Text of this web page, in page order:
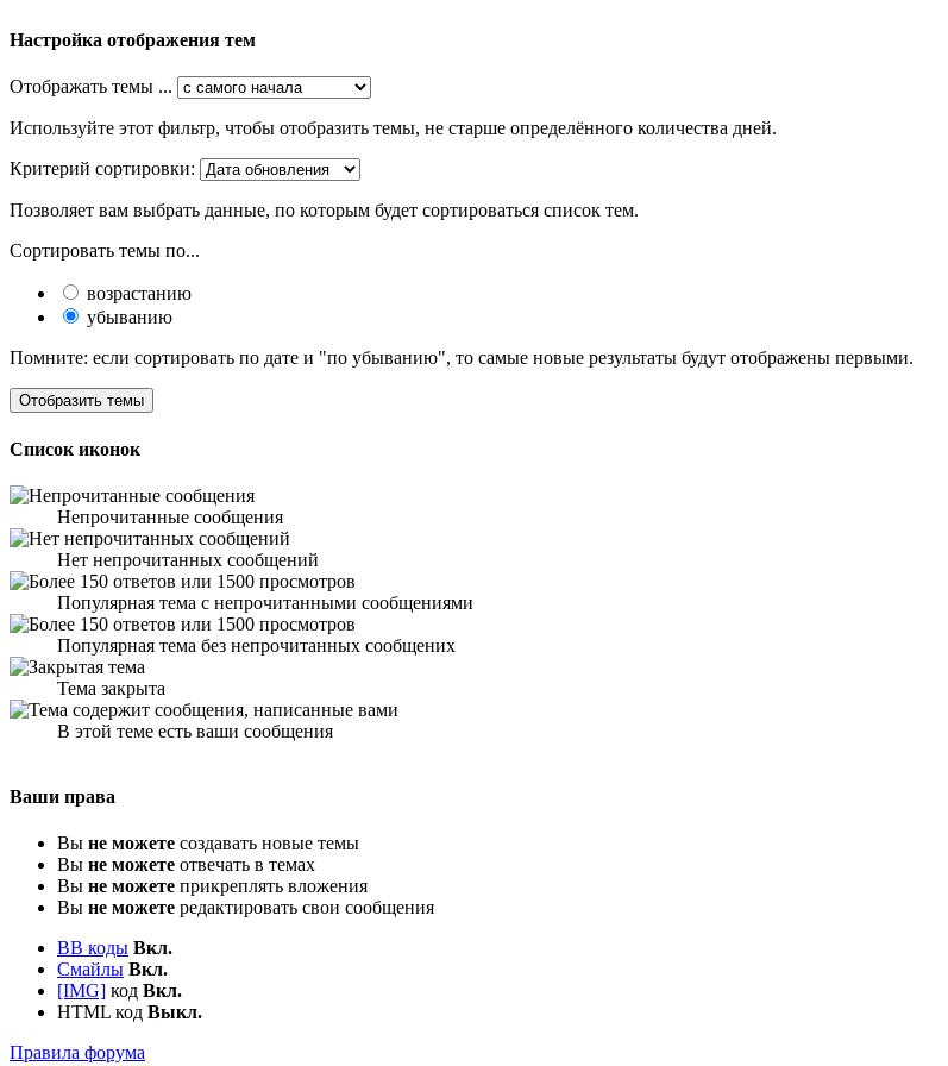
Настройка отображения тем
Отображать темы ...
Используйте этот фильтр, чтобы отобразить темы, не старше определённого количества дней.
Критерий сортировки:
Позволяет вам выбрать данные, по которым будет сортироваться список тем.
Сортировать темы по...
возрастанию
убыванию
Помните: если сортировать по дате и "по убыванию", то самые новые результаты будут отображены первыми.
Список иконок
Непрочитанные сообщения
Нет непрочитанных сообщений
Популярная тема с непрочитанными сообщениями
Популярная тема без непрочитанных сообщених
Тема закрыта
В этой теме есть ваши сообщения
Ваши права
Вы не можете создавать новые темы
Вы не можете отвечать в темах
Вы не можете прикреплять вложения
Вы не можете редактировать свои сообщения
BB коды Вкл.
Смайлы Вкл.
[IMG] код Вкл.
HTML код Выкл.
Правила форума